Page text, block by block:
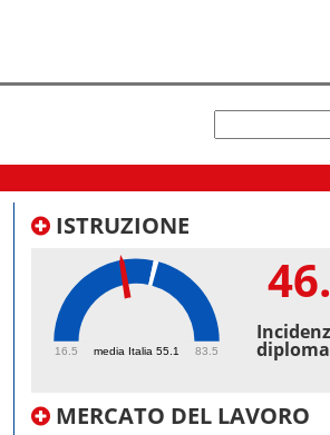
ISTRUZIONE
media Italia 55.1
16.5 83.5
MERCATO DEL LAVORO